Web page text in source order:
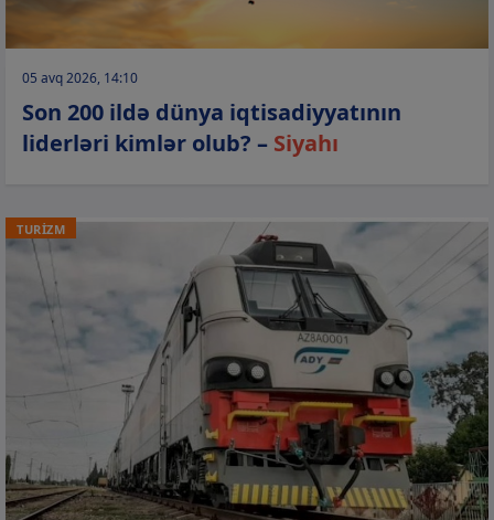
05 avq 2026, 14:10
Son 200 ildə dünya iqtisadiyyatının
liderləri kimlər olub? – Siyahı
TURİZM